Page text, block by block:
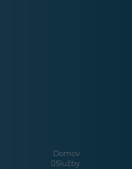
Domov
Služby